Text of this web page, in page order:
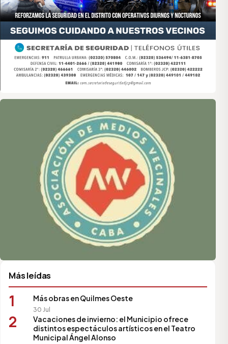
Asociación de Medios Vecinales
Más leídas
1 Más obras en Quilmes Oeste
30 Jul
2
Vacaciones de invierno: el Municipio ofrece
distintos espectáculos artísticos en el Teatro
Municipal Ángel Alonso